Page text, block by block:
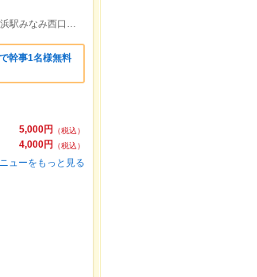
京浜急行本線，東急東横線，みなとみらい線，相鉄本線，ＪＲ横浜駅みなみ西口より徒歩約8分
幹事1名様無料
5,000円
（税込）
4,000円
（税込）
ューをもっと見る